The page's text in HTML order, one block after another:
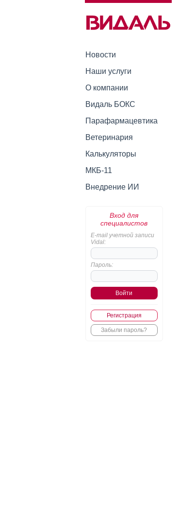
Новости
Наши услуги
О компании
Видаль БОКС
Парафармацевтика
Ветеринария
Калькуляторы
МКБ-11
Внедрение ИИ
Вход для
специалистов
E-mail учетной записи
Vidal:
Пароль:
Регистрация
Забыли пароль?